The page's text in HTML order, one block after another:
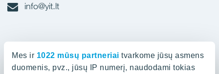
Mes ir 1022 mūsų partneriai tvarkome jūsų asmens
duomenis, pvz., jūsų IP numerį, naudodami tokias
info@yit.lt
Spaudos g. 7, LT-05132